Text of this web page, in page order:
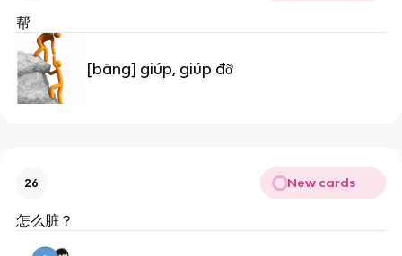
帮
[bāng] giúp, giúp đỡ
26 New cards
怎么脏？